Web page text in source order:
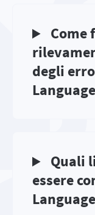
Come
degli
Quali
essere